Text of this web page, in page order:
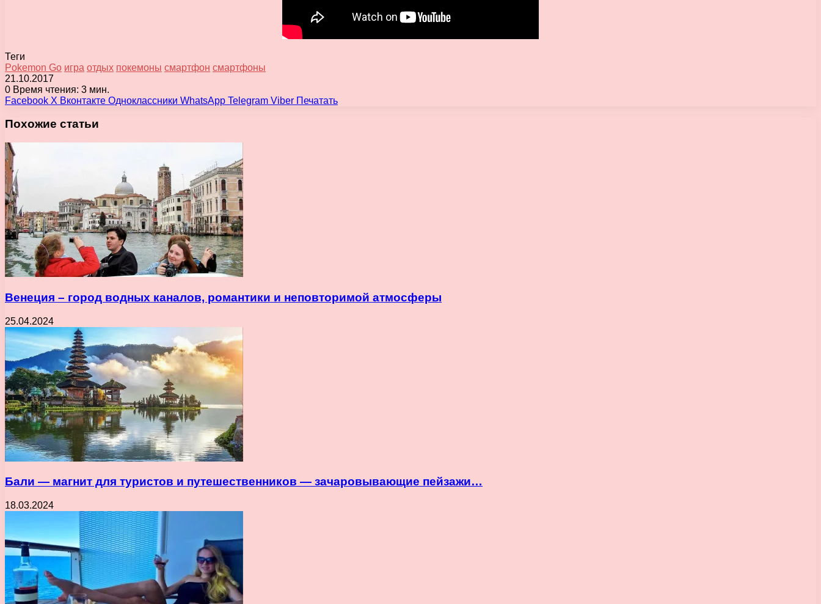
Теги
Pokemon Go игра отдых покемоны смартфон смартфоны
21.10.2017
0 Время чтения: 3 мин.
Facebook X Вконтакте Одноклассники WhatsApp Telegram Viber Печатать
Похожие статьи
Венеция – город водных каналов, романтики и неповторимой атмосферы
25.04.2024
Бали — магнит для туристов и путешественников — зачаровывающие пейзажи…
18.03.2024